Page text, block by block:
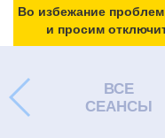
Во избежание
и просим
ВСЕ
СЕАНСЫ